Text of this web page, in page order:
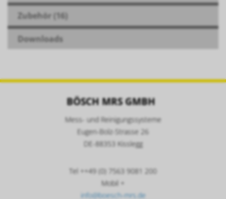
Zubehör (16)
Downloads
BÖSCH MRS GMBH
Mess- und Reinigungssysteme
Eugen-Bolz-Strasse 26
DE-88353 Kisslegg
Tel ++49 (0) 7563 9081 200
Mobil +
info@boesch-mrs.de